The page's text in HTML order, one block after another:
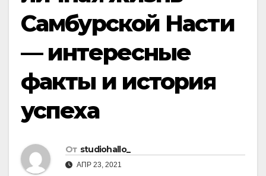
Самбурской Насти
— интересные
факты и история
успеха
От studiohallo_
АПР 23, 2021